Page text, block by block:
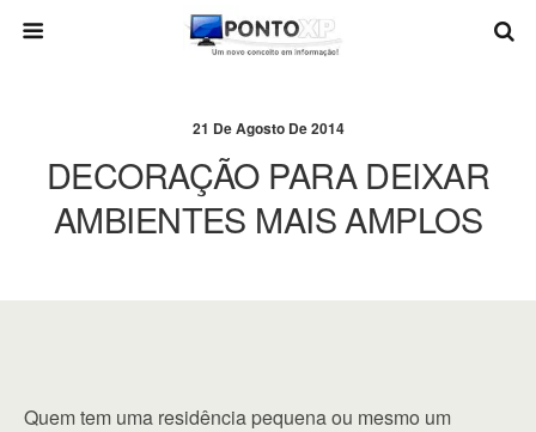
21 De Agosto De 2014
DECORAÇÃO PARA DEIXAR
AMBIENTES MAIS AMPLOS
Quem tem uma residência pequena ou mesmo um